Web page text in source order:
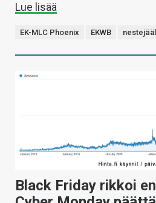
Lue lisää
EK-MLC Phoenix EKWB
Black Friday rikkoi